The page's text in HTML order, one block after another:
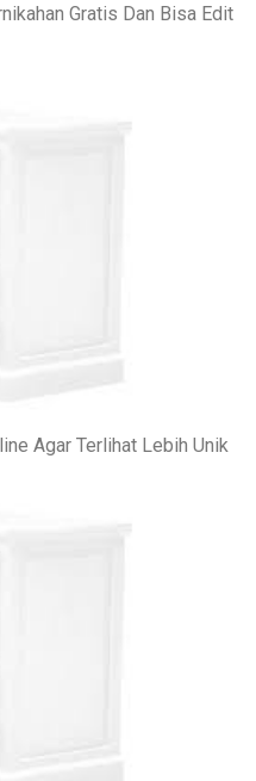
Gratis Dan Bisa Edit
Agar Terlihat Lebih Unik